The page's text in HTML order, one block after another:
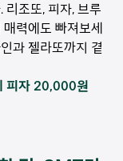
리조또, 피자, 브루
력에도 빠져보세
과 젤라또까지 곁
피자 20,000원